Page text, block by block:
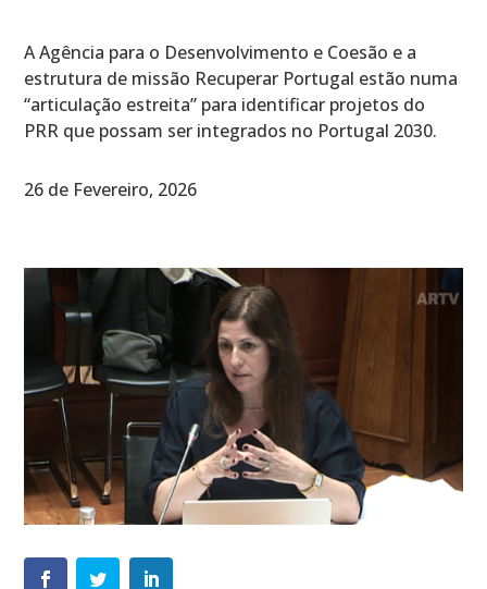
A Agência para o Desenvolvimento e Coesão e a
estrutura de missão Recuperar Portugal estão numa
“articulação estreita” para identificar projetos do
PRR que possam ser integrados no Portugal 2030.
26 de Fevereiro, 2026